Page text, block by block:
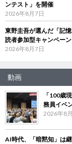
ンテスト」を開催
2026年8月7日
東野圭吾が選んだ「記
読者参加型キャンペーン
2026年8月7日
動画
「100歳
務員イベ
2026年8
AI時代、「暗黙知」は